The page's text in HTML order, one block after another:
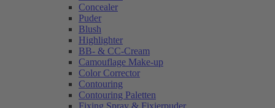
Concealer
Puder
Blush
Highlighter
BB- & CC-Cream
Camouflage Make-up
Color Corrector
Contouring
Contouring Paletten
Fixing Spray & Fixierpuder